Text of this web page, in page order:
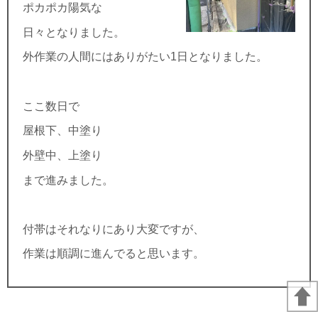
ポカポカ陽気な
日々となりました。
外作業の人間にはありがたい1日となりました。
ここ数日で
屋根下、中塗り
外壁中、上塗り
まで進みました。
付帯はそれなりにあり大変ですが、
作業は順調に進んでると思います。